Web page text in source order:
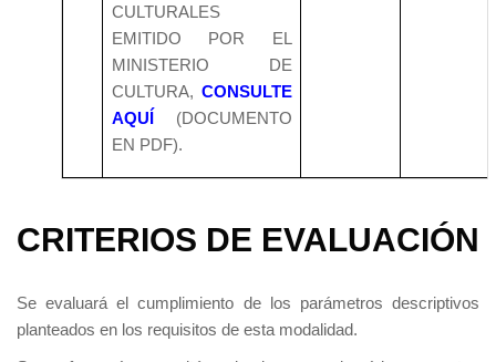
CULTURALES
EMITIDO POR EL
MINISTERIO DE
CULTURA, CONSULTE
AQUÍ(DOCUMENTO
EN PDF).
CRITERIOS DE EVALUACIÓN
Se evaluará el cumplimiento de los parámetros descriptivos
planteados en los requisitos de esta modalidad.